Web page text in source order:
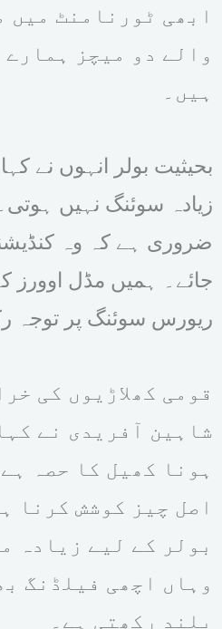
ابھی ٹورنامنٹ میں
والے دو میچز ہمارے
ہیں۔
بحیثیت بولر انہوں نے
زیادہ سوئنگ نہیں
ضروری ہے کہ وہ
جائے۔ ہمیں مڈل اوورز
ریورس سوئنگ پر توجہ
قومی کھلاڑیوں کی
شاہین آفریدی نے
ہونا کھیل کا حصہ
اصل چیز کوشش کرنا
بولر کے لیے زیادہ
وہاں اچھی فیلڈنگ
بلند رکھتی ہے۔